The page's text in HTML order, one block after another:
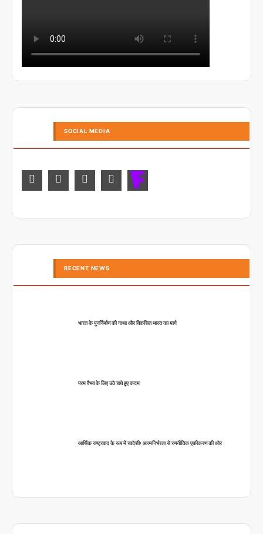
SOCIAL MEDIA
RECENT NEWS
भारत के पुनर्निर्माण की गाथा और विकसित भारत का मार्ग
परम वैभव के लिए उठे सधे हुए कदम
आर्थिक राष्ट्रवाद के रूप में स्वदेशीः आत्मनिर्भरता से रणनीतिक एकीकरण की ओर